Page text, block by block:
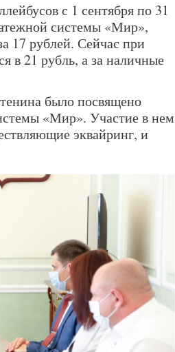
с 1 сентября по 31
системы «Мир»,
17 рублей. Сейчас при
в 21 рубль, а за наличные
было посвящено
«Мир». Участие в нем
эквайринг, и